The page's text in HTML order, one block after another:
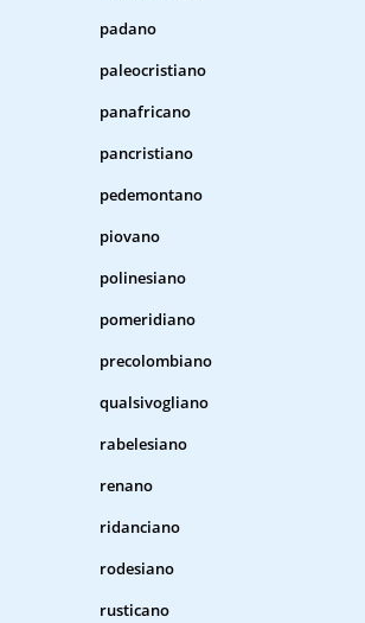
padano
paleocristiano
panafricano
pancristiano
pedemontano
piovano
polinesiano
pomeridiano
precolombiano
qualsivogliano
rabelesiano
renano
ridanciano
rodesiano
rusticano